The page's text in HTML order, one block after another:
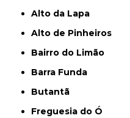
Alto da Lapa
Alto de Pinheiros
Bairro do Limão
Barra Funda
Butantã
Freguesia do Ó